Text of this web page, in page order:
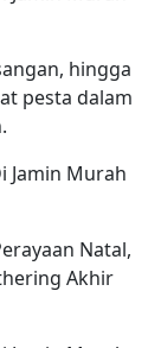
hingga
pesta dalam
Natal,
Akhir